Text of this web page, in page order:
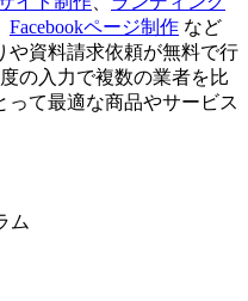
Facebookページ制作 など
や資料請求依頼が無料で行
の入力で複数の業者を比
て最適な商品やサービス
ム